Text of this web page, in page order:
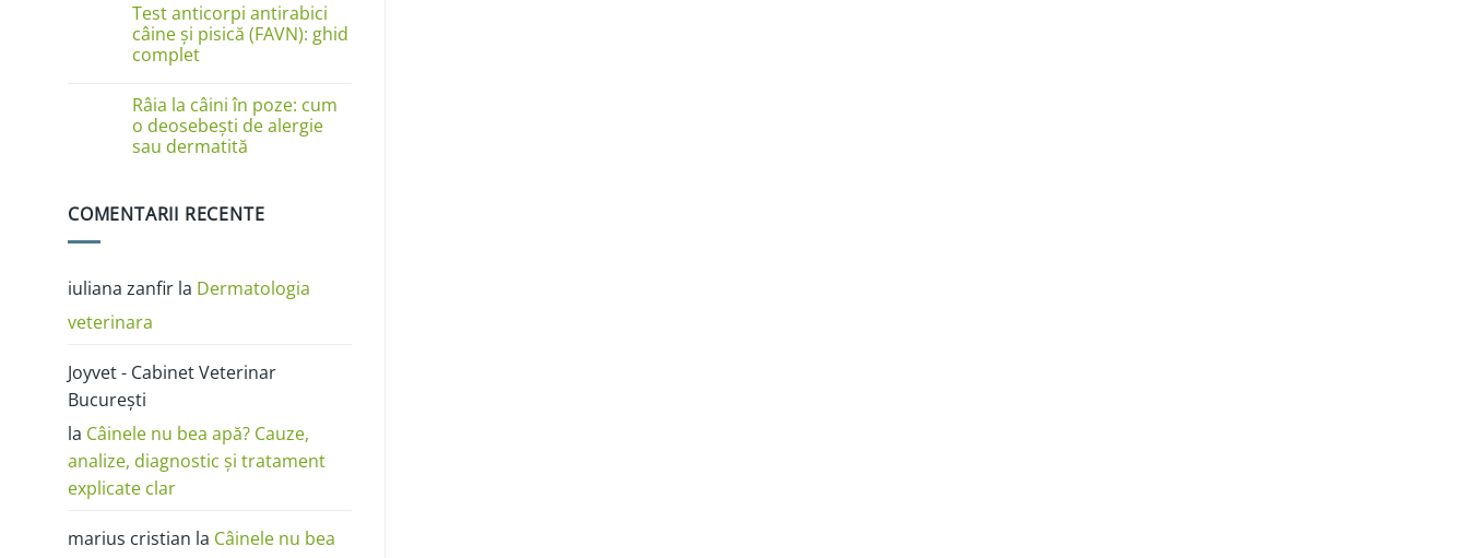
în
imagini:
dermatită
miliară,
ciupercă,
și
râie
la
Boli
de
piele
în
poze:
dermatita,
râia,
alergia,
Test anticorpi antirabici
câine și pisică (FAVN): ghid
complet
comentariu
la
Test
anticorpi
antirabici
(FAVN):
ghid
Râia la câini în poze: cum
o deosebești de alergie
sau dermatită
Râia
cum
o
de
dermatită
COMENTARII RECENTE
iuliana zanfir la Dermatologia
veterinara
Joyvet - Cabinet Veterinar
București
la Câinele nu bea apă? Cauze,
analize, diagnostic și tratament
explicate clar
marius cristian la Câinele nu bea